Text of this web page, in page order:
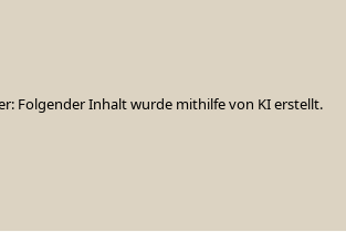
Folgender Inhalt wurde mithilfe von KI erstellt.